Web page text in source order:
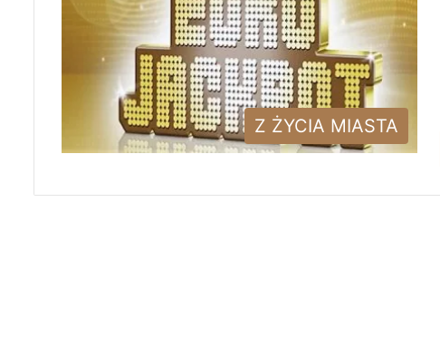
Z ŻYCIA MIASTA